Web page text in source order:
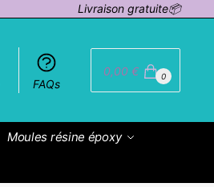
Livraison gratuite📦
FAQs
0,00€ 0
Moules résine époxy